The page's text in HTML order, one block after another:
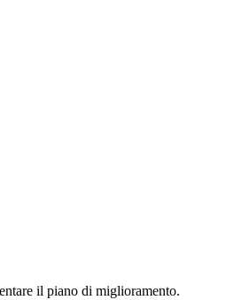
il piano di miglioramento.